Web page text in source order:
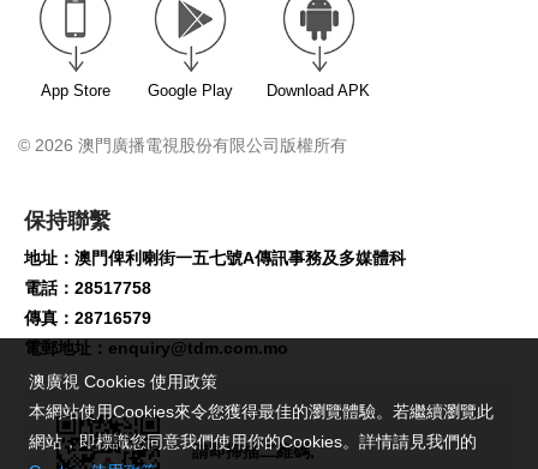
App Store Google Play Download APK
© 2026 澳門廣播電視股份有限公司版權所有
保持聯繫
地址：澳門俾利喇街一五七號A傳訊事務及多媒體科
電話：28517758
傳真：28716579
電郵地址： enquiry@tdm.com.mo
請即掃描二維碼,
澳廣視 Cookies 使用政策
本網站使用Cookies來令您獲得最佳的瀏覽體驗。若繼續瀏覽此
網站，即標識您同意我們使用你的Cookies。詳情請見我們的